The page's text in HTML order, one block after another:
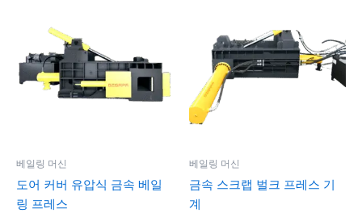
베일링 머신
도어 커버 유압식 금속 베일
링 프레스
베일링 머신
금속 스크랩 벌크 프레스 기
계